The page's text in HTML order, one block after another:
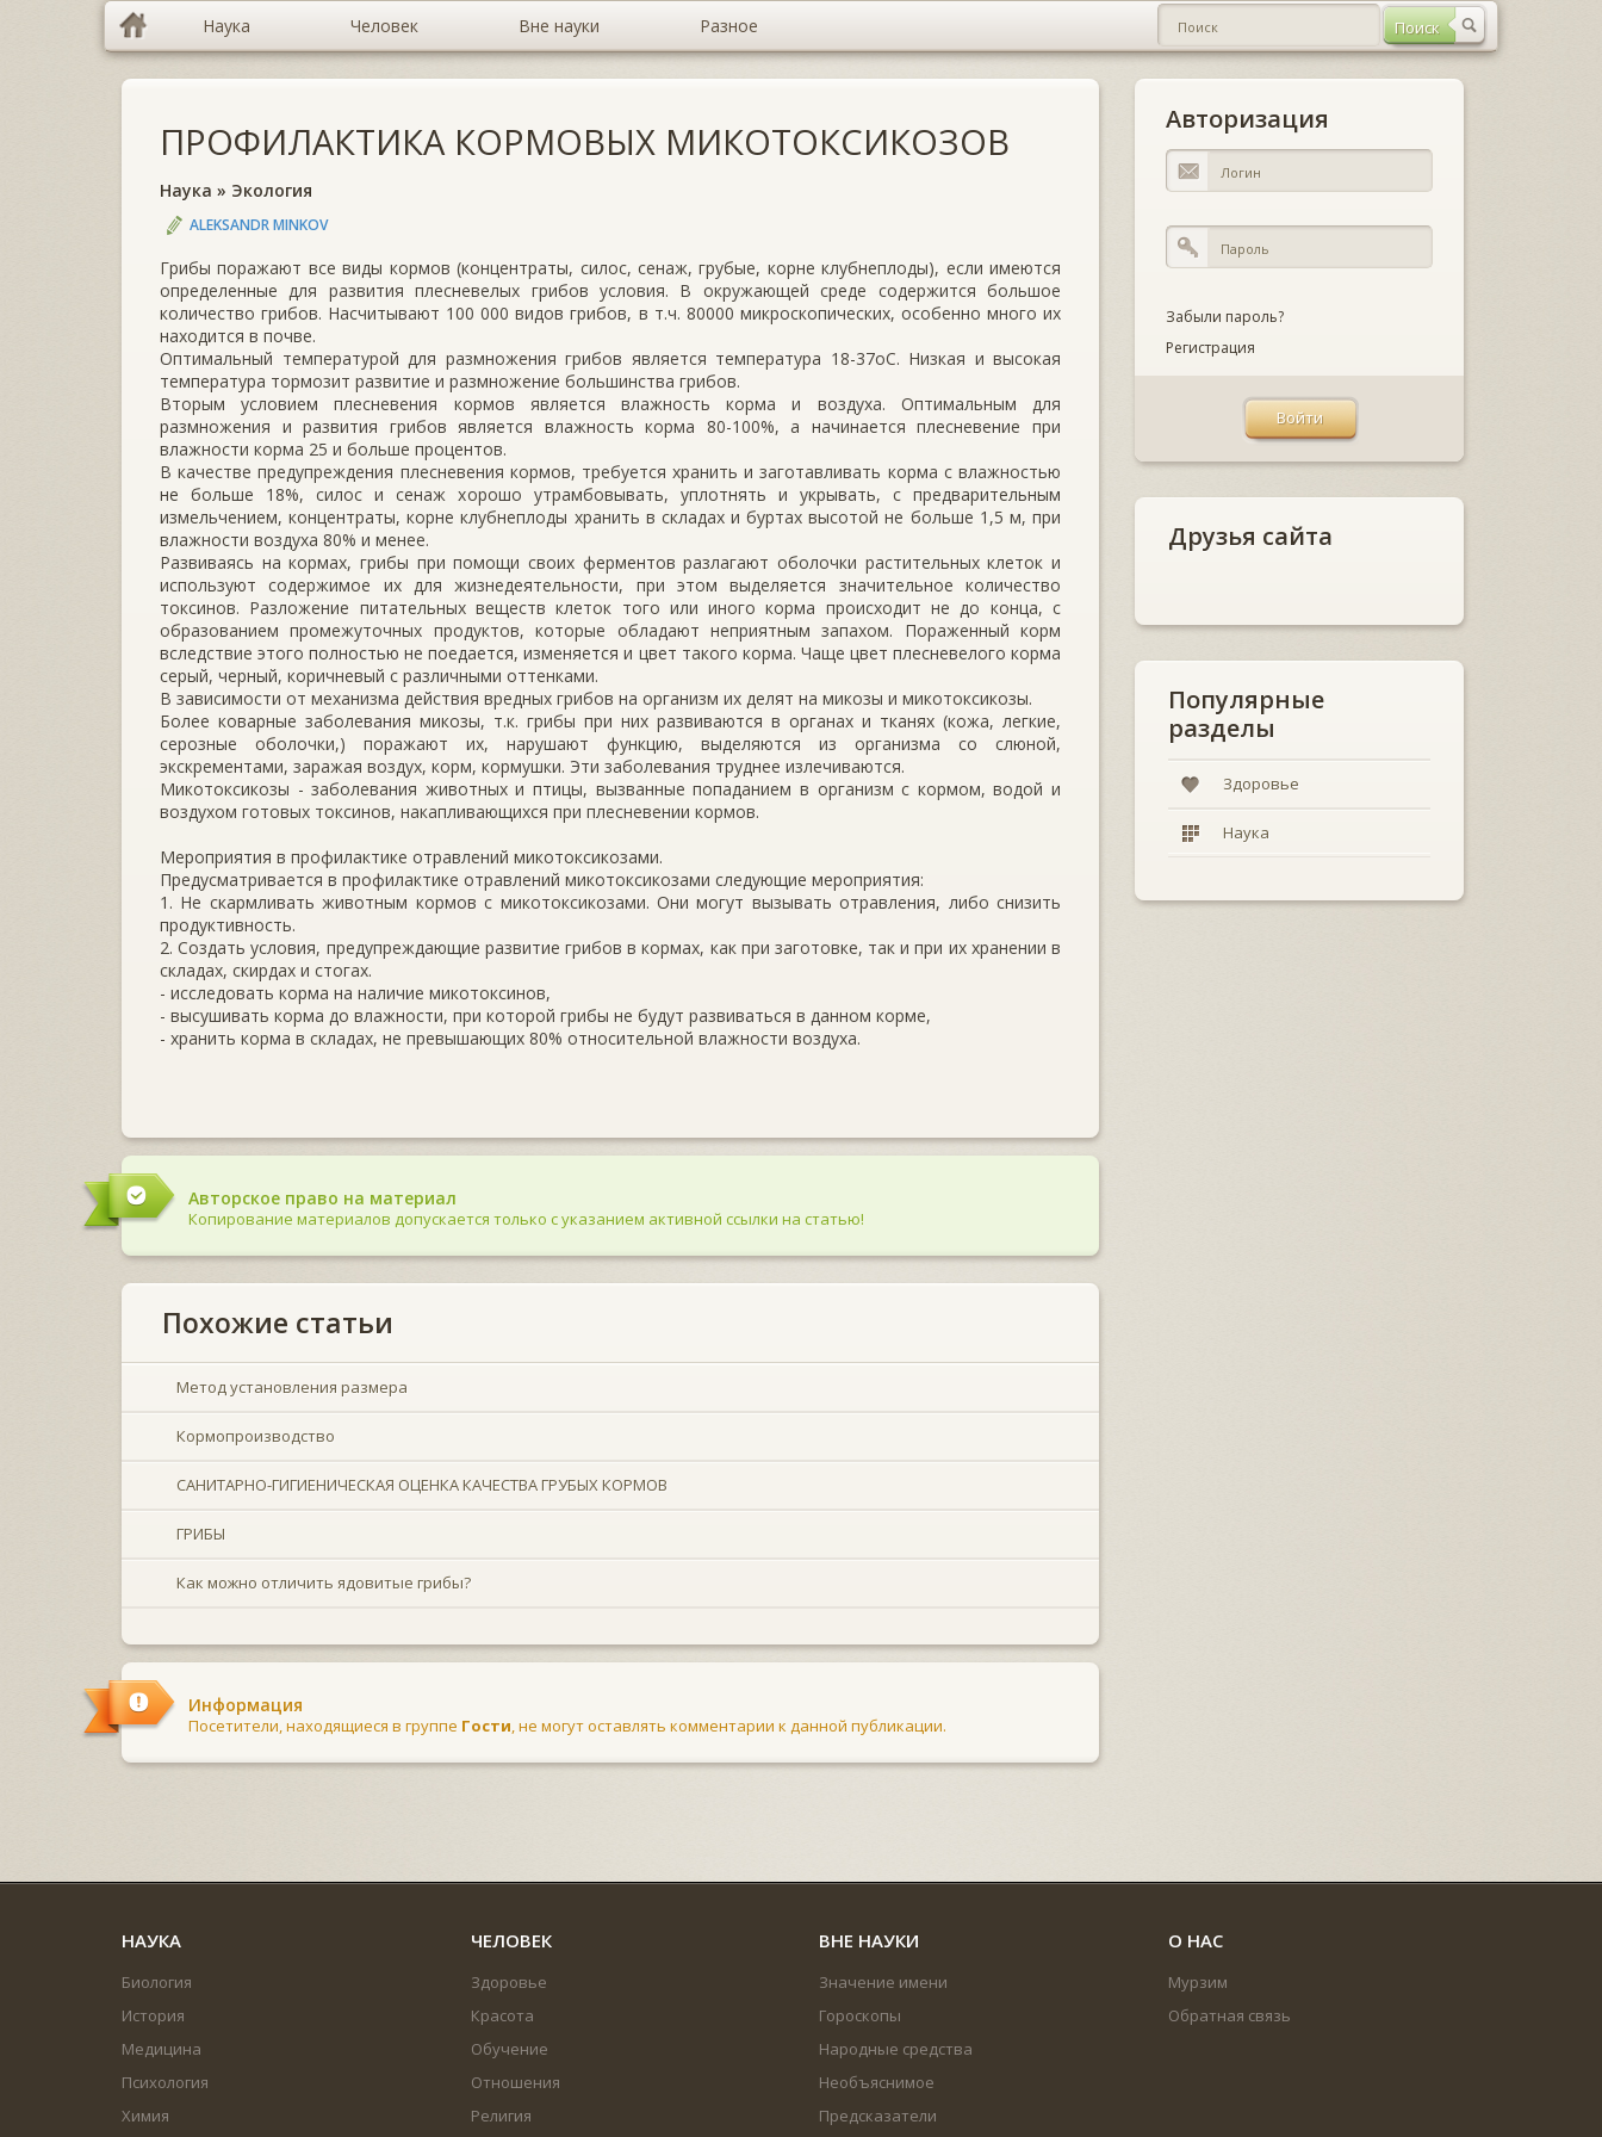
Наука Человек Вне науки Разное
ПРОФИЛАКТИКА КОРМОВЫХ МИКОТОКСИКОЗОВ
Наука » Экология
ALEKSANDR MINKOV
Грибы поражают все виды кормов (концентраты, силос, сенаж, грубые, корне клубнеплоды), если имеются
определенные для развития плесневелых грибов условия. В окружающей среде содержится большое
количество грибов. Насчитывают 100 000 видов грибов, в т.ч. 80000 микроскопических, особенно много их
находится в почве.
Оптимальный температурой для размножения грибов является температура 18-37оС. Низкая и высокая
температура тормозит развитие и размножение большинства грибов.
Вторым условием плесневения кормов является влажность корма и воздуха. Оптимальным для
размножения и развития грибов является влажность корма 80-100%, а начинается плесневение при
влажности корма 25 и больше процентов.
В качестве предупреждения плесневения кормов, требуется хранить и заготавливать корма с влажностью
не больше 18%, силос и сенаж хорошо утрамбовывать, уплотнять и укрывать, с предварительным
измельчением, концентраты, корне клубнеплоды хранить в складах и буртах высотой не больше 1,5 м, при
влажности воздуха 80% и менее.
Развиваясь на кормах, грибы при помощи своих ферментов разлагают оболочки растительных клеток и
используют содержимое их для жизнедеятельности, при этом выделяется значительное количество
токсинов. Разложение питательных веществ клеток того или иного корма происходит не до конца, с
образованием промежуточных продуктов, которые обладают неприятным запахом. Пораженный корм
вследствие этого полностью не поедается, изменяется и цвет такого корма. Чаще цвет плесневелого корма
серый, черный, коричневый с различными оттенками.
В зависимости от механизма действия вредных грибов на организм их делят на микозы и микотоксикозы.
Более коварные заболевания микозы, т.к. грибы при них развиваются в органах и тканях (кожа, легкие,
серозные оболочки,) поражают их, нарушают функцию, выделяются из организма со слюной,
экскрементами, заражая воздух, корм, кормушки. Эти заболевания труднее излечиваются.
Микотоксикозы - заболевания животных и птицы, вызванные попаданием в организм с кормом, водой и
воздухом готовых токсинов, накапливающихся при плесневении кормов.
Мероприятия в профилактике отравлений микотоксикозами.
Предусматривается в профилактике отравлений микотоксикозами следующие мероприятия:
1. Не скармливать животным кормов с микотоксикозами. Они могут вызывать отравления, либо снизить
продуктивность.
2. Создать условия, предупреждающие развитие грибов в кормах, как при заготовке, так и при их хранении в
складах, скирдах и стогах.
- исследовать корма на наличие микотоксинов,
- высушивать корма до влажности, при которой грибы не будут развиваться в данном корме,
- хранить корма в складах, не превышающих 80% относительной влажности воздуха.
Авторское право на материал
Копирование материалов допускается только с указанием активной ссылки на статью!
Похожие статьи
Метод установления размера
Кормопроизводство
САНИТАРНО-ГИГИЕНИЧЕСКАЯ ОЦЕНКА КАЧЕСТВА ГРУБЫХ КОРМОВ
ГРИБЫ
Как можно отличить ядовитые грибы?
Информация
Посетители, находящиеся в группе Гости, не могут оставлять комментарии к данной публикации.
Авторизация
Забыли пароль?
Регистрация
Друзья сайта
Популярные
разделы
Здоровье
Наука
НАУКА
Биология
История
Медицина
Психология
Химия
ЧЕЛОВЕК
Здоровье
Красота
Обучение
Отношения
Религия
ВНЕ НАУКИ
Значение имени
Гороскопы
Народные средства
Необъяснимое
Предсказатели
О НАС
Мурзим
Обратная связь